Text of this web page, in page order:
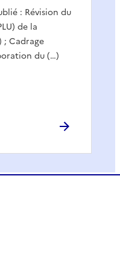
: Révision du
de la
; Cadrage
du (…)